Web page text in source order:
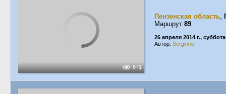
671
Пензенская область,
Маршрут 89
26 апреля 2014 г., суббота
Автор: Serginho